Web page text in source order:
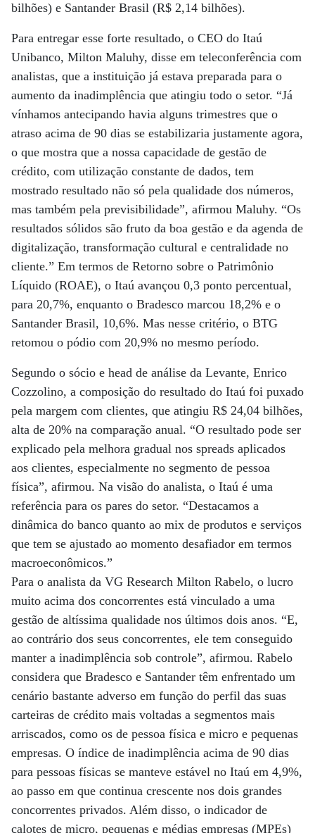
bilhões) e Santander Brasil (R$ 2,14 bilhões).
Para entregar esse forte resultado, o CEO do Itaú
Unibanco, Milton Maluhy, disse em teleconferência com
analistas, que a instituição já estava preparada para o
aumento da inadimplência que atingiu todo o setor. “Já
vínhamos antecipando havia alguns trimestres que o
atraso acima de 90 dias se estabilizaria justamente agora,
o que mostra que a nossa capacidade de gestão de
crédito, com utilização constante de dados, tem
mostrado resultado não só pela qualidade dos números,
mas também pela previsibilidade”, afirmou Maluhy. “Os
resultados sólidos são fruto da boa gestão e da agenda de
digitalização, transformação cultural e centralidade no
cliente.” Em termos de Retorno sobre o Patrimônio
Líquido (ROAE), o Itaú avançou 0,3 ponto percentual,
para 20,7%, enquanto o Bradesco marcou 18,2% e o
Santander Brasil, 10,6%. Mas nesse critério, o BTG
retomou o pódio com 20,9% no mesmo período.
Segundo o sócio e head de análise da Levante, Enrico
Cozzolino, a composição do resultado do Itaú foi puxado
pela margem com clientes, que atingiu R$ 24,04 bilhões,
alta de 20% na comparação anual. “O resultado pode ser
explicado pela melhora gradual nos spreads aplicados
aos clientes, especialmente no segmento de pessoa
física”, afirmou. Na visão do analista, o Itaú é uma
referência para os pares do setor. “Destacamos a
dinâmica do banco quanto ao mix de produtos e serviços
que tem se ajustado ao momento desafiador em termos
macroeconômicos.”
Para o analista da VG Research Milton Rabelo, o lucro
muito acima dos concorrentes está vinculado a uma
gestão de altíssima qualidade nos últimos dois anos. “E,
ao contrário dos seus concorrentes, ele tem conseguido
manter a inadimplência sob controle”, afirmou. Rabelo
considera que Bradesco e Santander têm enfrentado um
cenário bastante adverso em função do perfil das suas
carteiras de crédito mais voltadas a segmentos mais
arriscados, como os de pessoa física e micro e pequenas
empresas. O índice de inadimplência acima de 90 dias
para pessoas físicas se manteve estável no Itaú em 4,9%,
ao passo em que continua crescente nos dois grandes
concorrentes privados. Além disso, o indicador de
calotes de micro, pequenas e médias empresas (MPEs)